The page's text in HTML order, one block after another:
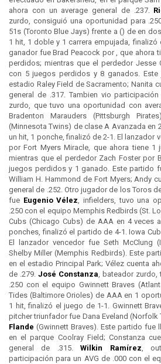
ahora con un average general de .237.
zurdo, consiguió una oportunidad para
51s (Toronto Blue Jays) frente a () de en
1 hit, 1 doble y 1 carrera empujada, finalizó
ganador fue Brad Peacock por , que ahora
perdidos; mientras que el perdedor Jesse
con 5 juegos perdidos y 8 ganados. Este
estadio Raley Field de Sacramento; Nanita
general de .317. Tambien vio
zurdo, que tuvo una oportunidad con
Bradenton Marauders (Pittsburgh
(Minnesota Twins) de clase A Avanzada en
un hit, 1 ponche, finalizó de 2-1. El lanzador
por Fort Myers Miracle, que ahora tiene 1
mientras que el perdedor Zach Foster por
juegos perdidos y 1 ganado. Este partido
William H. Hammond de Fort Myers; Andy
general de .252. Otro jugador de los Toros
fue Eugenio Vélez, infielders, tuvo una
.250 con el equipo Memphis Redbirds (St.
Cubs (Chicago Cubs) de AAA en 4 veces
ponches, finalizó el partido de 4-1. Iowa
El lanzador vencedor fue Seth McClung
Shelby Miller (Memphis Redbirds). Este
en el estadio Principal Park; Vélez cuenta
de .279. José Constanza, bateador zurdo,
.250 con el equipo Gwinnett Braves
Tides (Baltimore Orioles) de AAA en 1
1 hit, finalizó el juego de 1-1. Gwinnett
pitcher triunfador fue Dana Eveland
Flande (Gwinnett Braves). Este partido fue
en el parque Coolray Field; Constanza
general de .315.Wilkin Ramírez,
participación para un AVG de .000 con el